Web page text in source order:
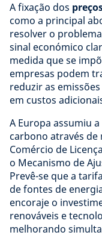
A fixação dos
como a principal
resolver o
sinal económico
medida que se
empresas podem
reduzir as
em custos
A Europa assumiu
carbono através de
Comércio de
o Mecanismo de
Prevê-se que a
de fontes de
encoraje o
renováveis ​​e
melhorando